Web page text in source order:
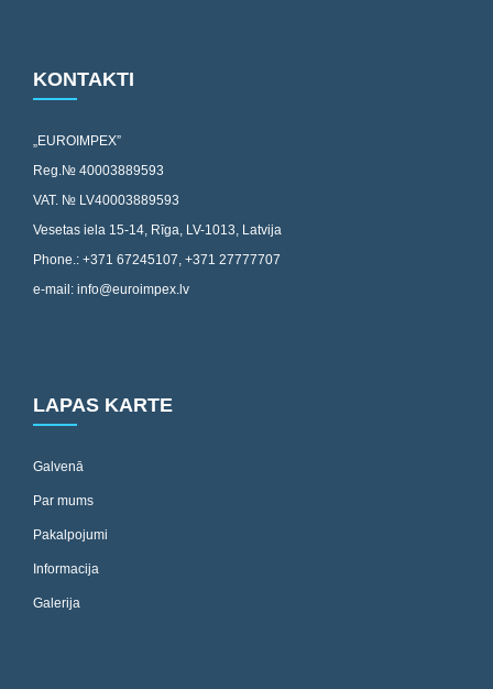
KONTAKTI
„EUROIMPEX”
Reg.№ 40003889593
VAT. № LV40003889593
Vesetas iela 15-14, Rīga, LV-1013, Latvija
Phone.: +371 67245107, +371 27777707
e-mail: info@euroimpex.lv
LAPAS KARTE
Galvenā
Par mums
Pakalpojumi
Informacija
Galerija